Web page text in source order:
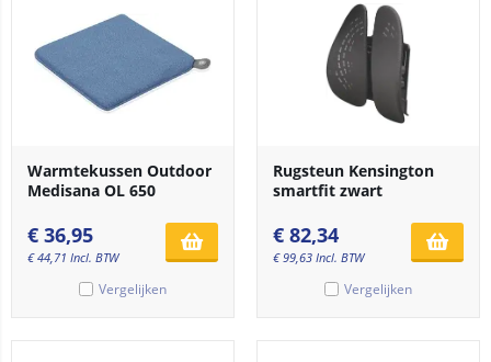
Warmtekussen Outdoor
Medisana OL 650
€ 36,95
€44,71 Incl. BTW
Vergelijken
Rugsteun Kensington
smartfit zwart
€ 82,34
€99,63 Incl. BTW
Vergelijken